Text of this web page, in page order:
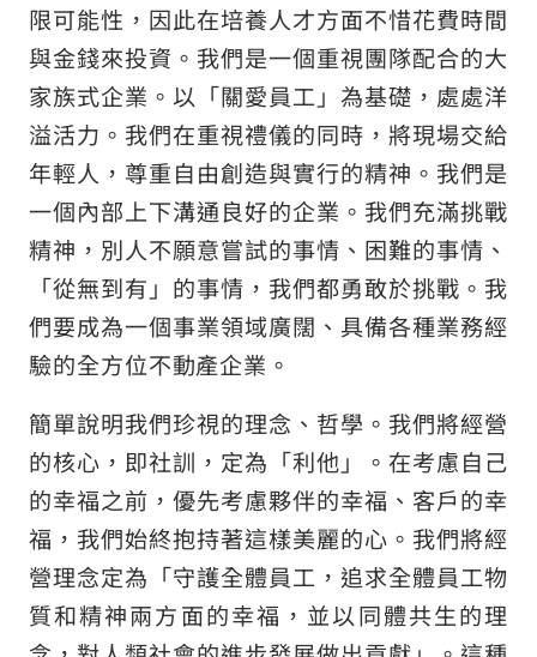
限可能性，因此在培養人才方面不惜花費時間
與金錢來投資。我們是一個重視團隊配合的大
家族式企業。以「關愛員工」為基礎，處處洋
溢活力。我們在重視禮儀的同時，將現場交給
年輕人，尊重自由創造與實行的精神。我們是
一個內部上下溝通良好的企業。我們充滿挑戰
精神，別人不願意嘗試的事情、困難的事情、
「從無到有」的事情，我們都勇敢於挑戰。我
們要成為一個事業領域廣闊、具備各種業務經
驗的全方位不動產企業。
簡單說明我們珍視的理念、哲學。我們將經營
的核心，即社訓，定為「利他」。在考慮自己
的幸福之前，優先考慮夥伴的幸福、客戶的幸
福，我們始終抱持著這樣美麗的心。我們將經
營理念定為「守護全體員工，追求全體員工物
質和精神兩方面的幸福，並以同體共生的理